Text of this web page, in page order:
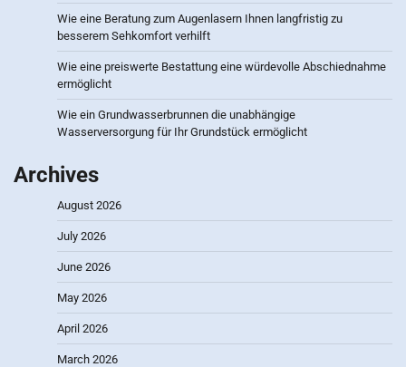
Wie eine Beratung zum Augenlasern Ihnen langfristig zu
besserem Sehkomfort verhilft
Wie eine preiswerte Bestattung eine würdevolle Abschiednahme
ermöglicht
Wie ein Grundwasserbrunnen die unabhängige
Wasserversorgung für Ihr Grundstück ermöglicht
Archives
August 2026
July 2026
June 2026
May 2026
April 2026
March 2026